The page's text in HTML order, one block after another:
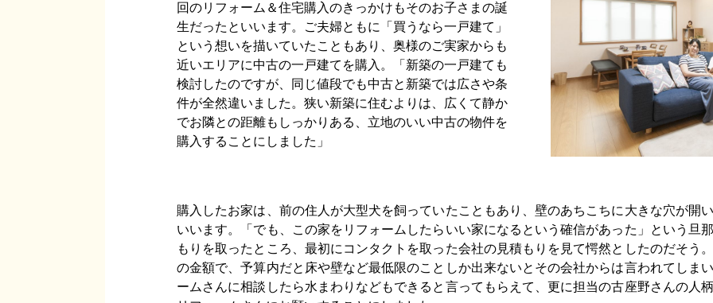
回のリフォーム＆住宅購入のきっかけもそのお子さまの誕
生だったといいます。ご夫婦ともに「買うなら一戸建て」
という想いを描いていたこともあり、奥様のご実家からも
近いエリアに中古の一戸建てを購入。「新築の一戸建ても
検討したのですが、同じ値段でも中古と新築では広さや条
件が全然違いました。狭い新築に住むよりは、広くて静か
でお隣との距離もしっかりある、立地のいい中古の物件を
購入することにしました」
購入したお家は、前の住人が大型犬を飼っていたこともあり、壁のあちこちに大きな穴が開
いいます。「でも、この家をリフォームしたらいい家になるという確信があった」という旦
もりを取ったところ、最初にコンタクトを取った会社の見積もりを見て愕然としたのだそう
の金額で、予算内だと床や壁など最低限のことしか出来ないとその会社からは言われてしま
ームさんに相談したら水まわりなどもできると言ってもらえて、更に担当の古座野さんの人